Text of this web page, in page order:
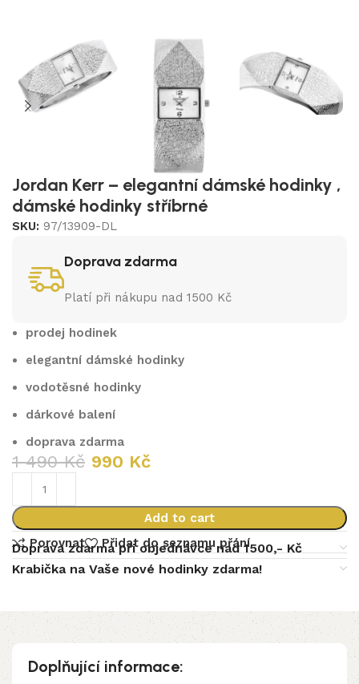
Jordan Kerr – elegantní dámské hodinky ,
dámské hodinky stříbrné
SKU: 97/13909-DL
Doprava zdarma
Platí při nákupu nad 1500 Kč
prodej hodinek
elegantní dámské hodinky
vodotěsné hodinky
dárkové balení
doprava zdarma
1 490Kč 990 Kč
Add to cart
Porovnat
Přidat do seznamu přání
Doprava zdarma při objednávce nad 1500,- Kč
Krabička na Vaše nové hodinky zdarma!
Doplňující informace: